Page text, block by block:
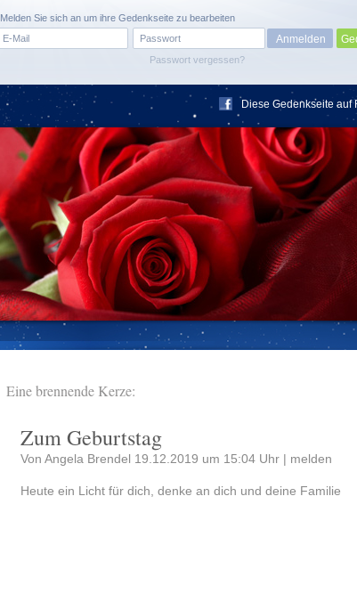
Passwort vergessen?
Melden Sie sich an um ihre Gedenkseite zu bearbeiten
Diese Gedenkseite auf
Eine brennende Kerze:
Zum Geburtstag
Von Angela Brendel 19.12.2019 um 15:04 Uhr | melden
Heute ein Licht für dich, denke an dich und deine Familie